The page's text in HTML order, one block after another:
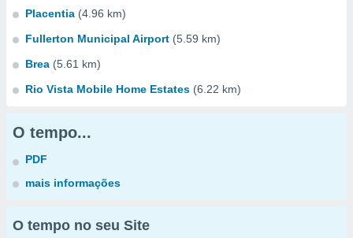
Placentia (4.96 km)
Fullerton Municipal Airport (5.59 km)
Brea (5.61 km)
Rio Vista Mobile Home Estates (6.22 km)
O tempo...
PDF
mais informações
O tempo no seu Site